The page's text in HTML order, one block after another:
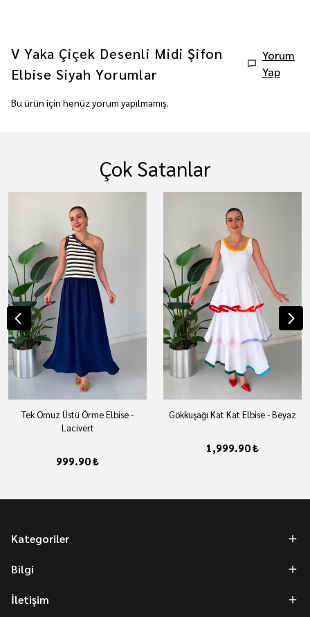
V Yaka Çiçek Desenli Midi Şifon
Elbise Siyah Yorumlar
Yorum
Yap
Bu ürün için henüz yorum yapılmamış.
Çok Satanlar
Tek Omuz Üstü Örme Elbise -
Lacivert
999.90 ₺
Gökkuşağı Kat Kat Elbise - Beyaz
1,999.90 ₺
Kategoriler
Bilgi
İletişim